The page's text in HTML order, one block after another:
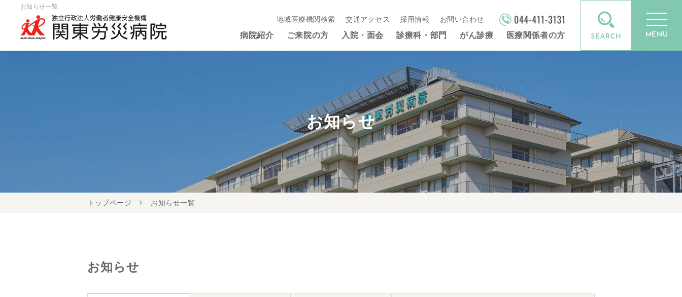
お知らせ一覧
地域医療機関検索 交通アクセス 採用情報 お問い合わせ
病院紹介 ご来院の方 入院・面会 診療科・部門 がん診療 医療関係者の方 MENU
お知らせ
トップページ お知らせ一覧
お知らせ